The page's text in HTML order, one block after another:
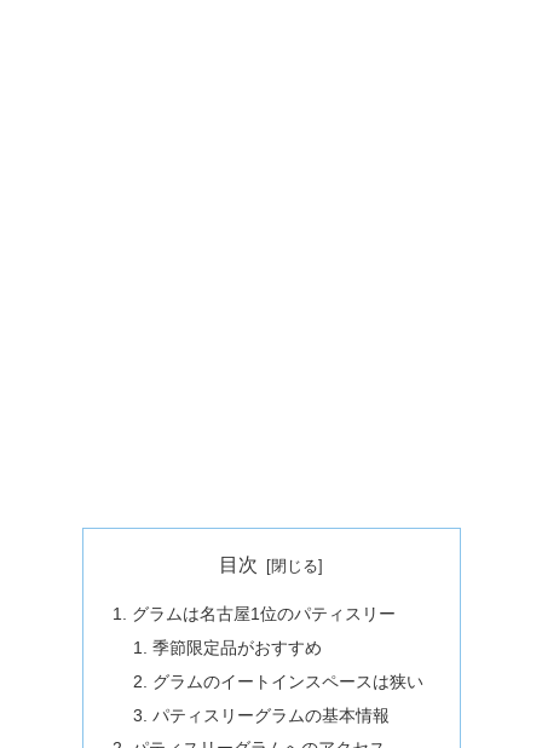
目次
グラムは名古屋1位のパティスリー
季節限定品がおすすめ
グラムのイートインスペースは狭い
パティスリーグラムの基本情報